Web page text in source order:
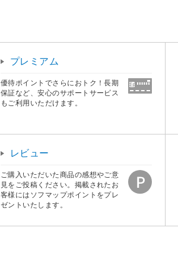
プレミアム
優待ポイントでさらにおトク！長期
保証など、安心のサポートサービス
もご利用いただけます。
レビュー
ご購入いただいた商品の感想やご意
見をご投稿ください。掲載されたお
客様にはソフマップポイントをプレ
ゼントいたします。